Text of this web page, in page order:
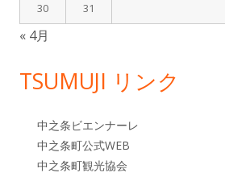
30 31
« 4月
TSUMUJI リンク
中之条ビエンナーレ
中之条町公式WEB
中之条町観光協会